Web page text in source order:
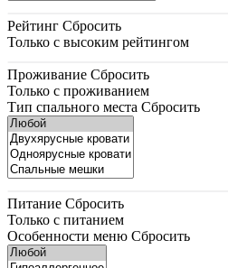
Рейтинг Сбросить
Только с высоким рейтингом
Проживание Сбросить
Только с проживанием
Тип спального места Сбросить
Питание Сбросить
Только с питанием
Особенности меню Сбросить